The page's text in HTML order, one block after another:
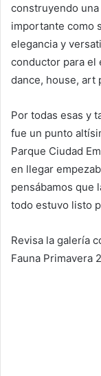
construyendo
importante como
elegancia y
conductor para
dance, house, art
Por todas esas y
fue un punto
Parque Ciudad
en llegar
pensábamos que
todo estuvo listo
Revisa la galería
Fauna Primavera